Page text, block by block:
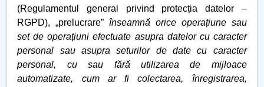
(Regulamentul general privind protecția datelor –
RGPD), „prelucrare”înseamnă orice operațiune sau
set de operațiuni efectuate asupra datelor cu caracter
personal sau asupra seturilor de date cu caracter
personal, cu sau fără utilizarea de mijloace
automatizate, cum ar fi colectarea, înregistrarea,